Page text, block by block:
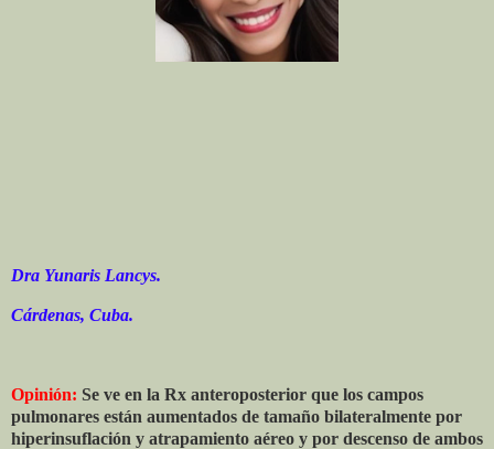
Dra Yunaris Lancys.
Cárdenas, Cuba.
Opinión: Se ve en la Rx anteroposterior que los campos
pulmonares están aumentados de tamaño bilateralmente por
hiperinsuflación y atrapamiento aéreo y por descenso de ambos